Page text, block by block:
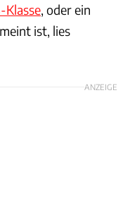
Klasse, oder ein
ist, lies
ANZEIGE